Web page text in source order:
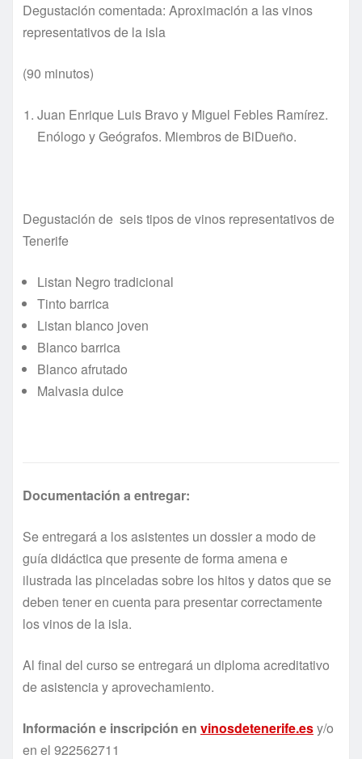
Degustación comentada: Aproximación a las vinos
representativos de la isla
(90 minutos)
Juan Enrique Luis Bravo y Miguel Febles Ramírez.
Enólogo y Geógrafos. Miembros de BiDueño.
Degustación de seis tipos de vinos representativos de
Tenerife
Listan Negro tradicional
Tinto barrica
Listan blanco joven
Blanco barrica
Blanco afrutado
Malvasia dulce
Documentación a entregar:
Se entregará a los asistentes un dossier a modo de
guía didáctica que presente de forma amena e
ilustrada las pinceladas sobre los hitos y datos que se
deben tener en cuenta para presentar correctamente
los vinos de la isla.
Al final del curso se entregará un diploma acreditativo
de asistencia y aprovechamiento.
Información e inscripción en vinosdetenerife.esy/o
en el 922562711